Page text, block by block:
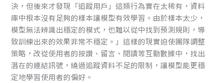
決，但後來才發現「追蹤用戶」這類行為實在太稀有，資料
庫中根本沒有足夠的樣本讓模型有效學習。由於樣本太少，
模型無法辨識出穩定的模式，也難以從中找到預測規則，導
致訓練出來的效果非常不穩定。」這樣的現實迫使團隊調整
策略，改從使用者的按讚、留言、閱讀等互動數據中，找出
潛在的連結訊號，繞過追蹤資料不足的限制，讓模型能更穩
定地學習使用者的偏好。